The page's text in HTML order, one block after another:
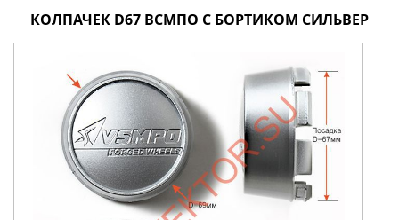
КОЛПАЧЕК D67 ВСМПО С БОРТИКОМ СИЛЬВЕР